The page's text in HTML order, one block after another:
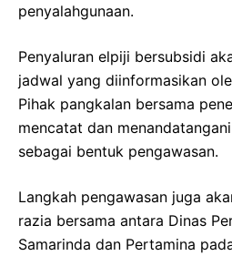
penyalahgunaan.
Penyaluran elpiji bersubsidi
jadwal yang diinformasikan
Pihak pangkalan bersama
mencatat dan
sebagai bentuk pengawasan.
Langkah pengawasan juga
razia bersama antara Dinas
Samarinda dan Pertamina